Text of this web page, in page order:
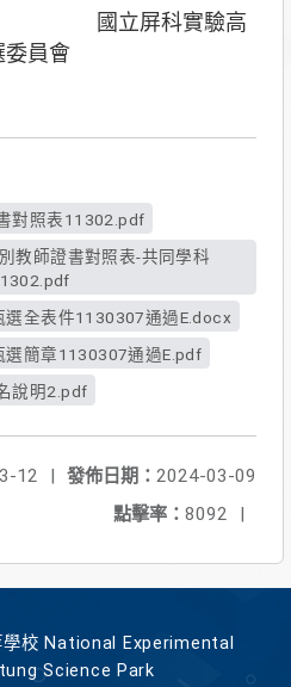
國立屏科實驗高
員會
對照表11302.pdf
全表件1130307通過E.docx
選簡章1130307通過E.pdf
說明2.pdf
發佈日期： 2024-03-09
12
|
點擊率： 8092 |
學校 National Experimental
Science Park